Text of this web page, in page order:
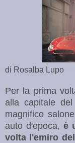
di Rosalba Lupo
Per la prima
alla capitale
magnifico
auto d'epoca, è
volta l'emiro